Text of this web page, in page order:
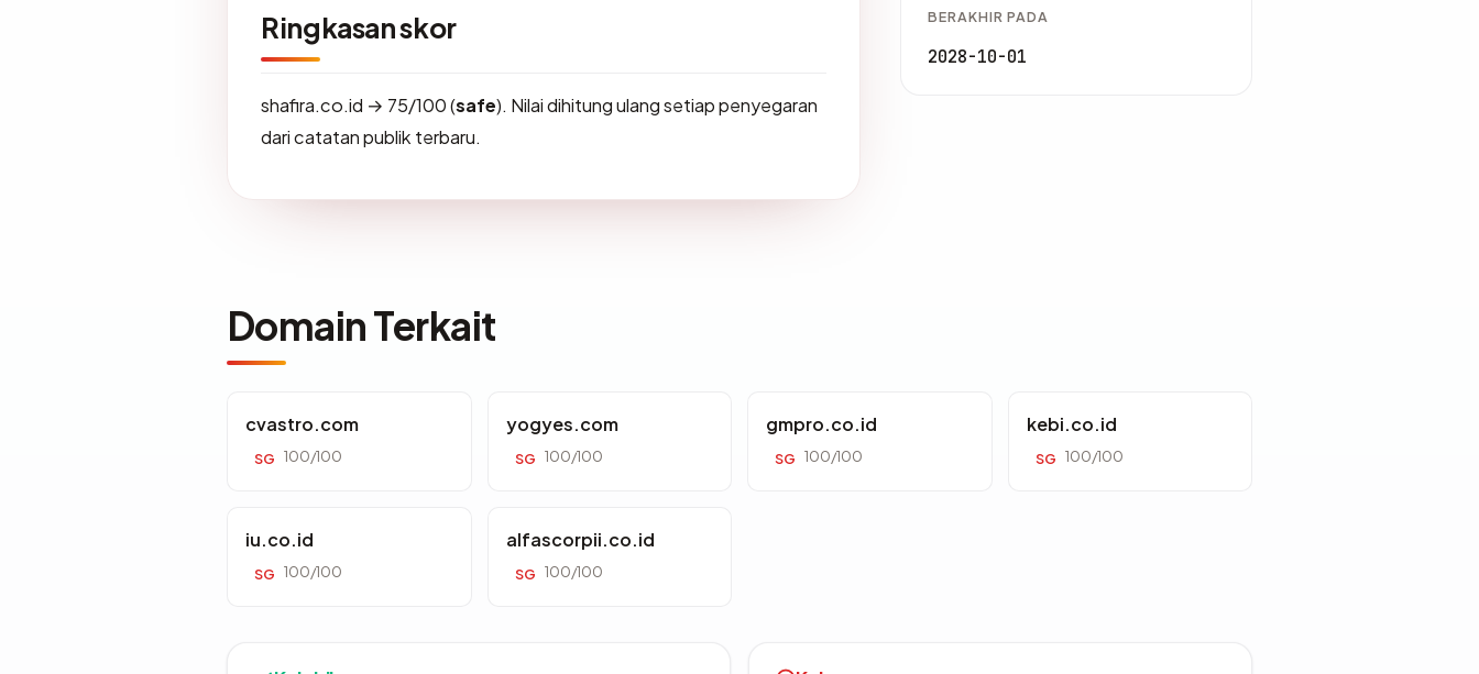
Ringkasan skor
shafira.co.id → 75/100 (safe). Nilai dihitung ulang setiap penyegaran
dari catatan publik terbaru.
BERAKHIR PADA
2028-10-01
Domain Terkait
cvastro.com
SG 100/100
yogyes.com
SG 100/100
gmpro.co.id
SG 100/100
kebi.co.id
SG 100/100
iu.co.id
SG 100/100
alfascorpii.co.id
SG 100/100